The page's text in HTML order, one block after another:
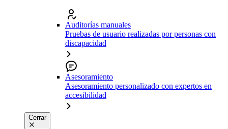
Auditorías manuales
Pruebas de usuario realizadas por personas con
discapacidad
Asesoramiento
Asesoramiento personalizado con expertos en
accesibilidad
Cerrar